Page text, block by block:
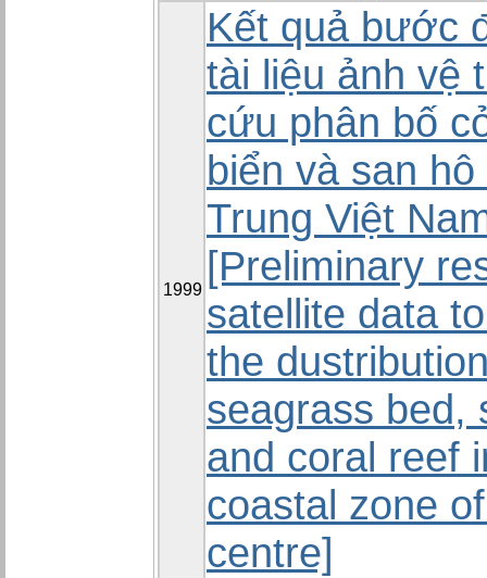
1999
Kết quả bước
tài liệu ảnh vệ
cứu phân bố
biển và san
Trung Việt
[Preliminary
satellite data
the
seagrass bed,
and coral reef
coastal zone
centre]